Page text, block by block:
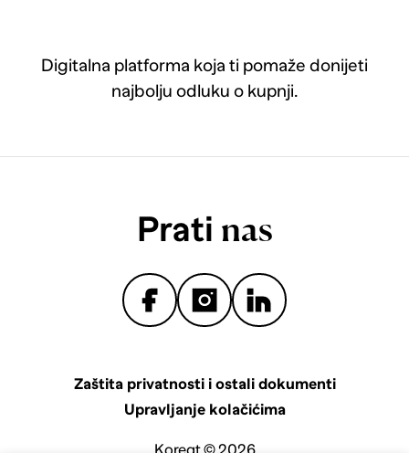
Digitalna platforma koja ti pomaže donijeti
najbolju odluku o kupnji.
Prati nas
Zaštita privatnosti i ostali dokumenti
Upravljanje kolačićima